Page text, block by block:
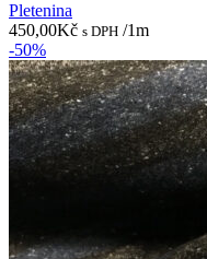
Pletenina
450,00Kč s DPH /1m
-50%